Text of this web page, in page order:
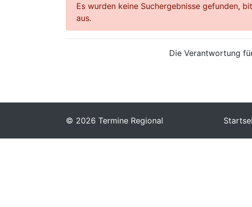
Es wurden keine Suchergebnisse gefunden,
aus.
Die Verantwortung
© 2026 Termine Regional